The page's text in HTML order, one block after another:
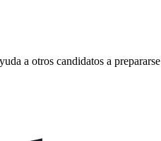
a otros candidatos a